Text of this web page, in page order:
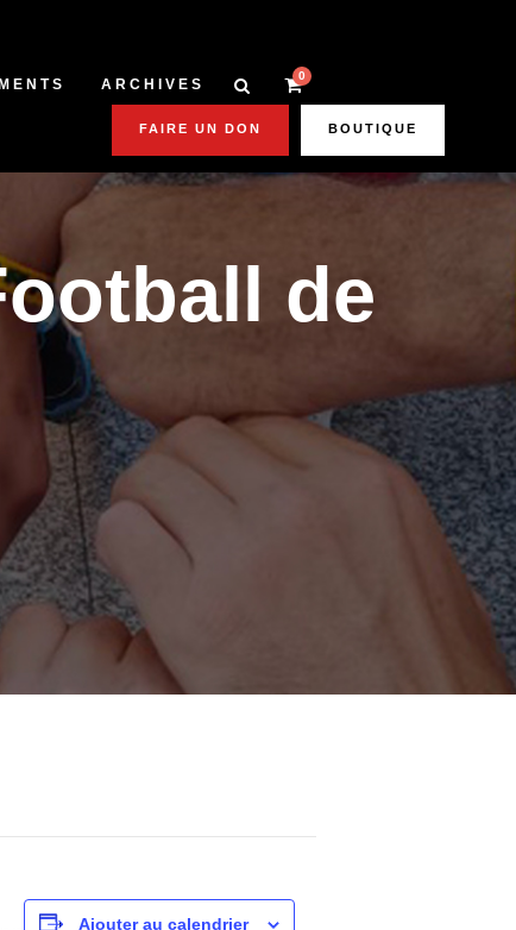
ARCHIVES
0
FAIRE UN DON BOUTIQUE
de
Ajouter au calendrier